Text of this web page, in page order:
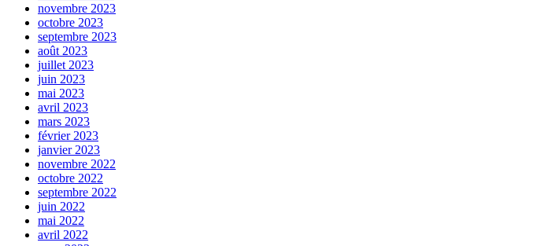
novembre 2023
octobre 2023
septembre 2023
août 2023
juillet 2023
juin 2023
mai 2023
avril 2023
mars 2023
février 2023
janvier 2023
novembre 2022
octobre 2022
septembre 2022
juin 2022
mai 2022
avril 2022